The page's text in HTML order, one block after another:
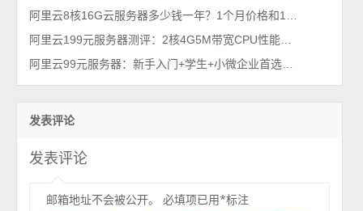
发表评论
发表评论
邮箱地址不会被公开。 必填项已用*标注